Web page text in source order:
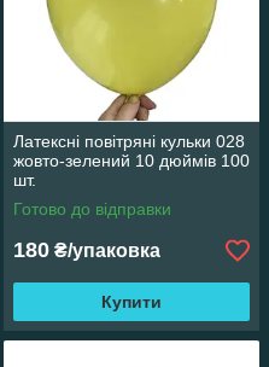
Латексні повітряні кульки 028
жовто-зелений 10 дюймів 100
шт.
Готово до відправки
180 ₴/упаковка
Купити